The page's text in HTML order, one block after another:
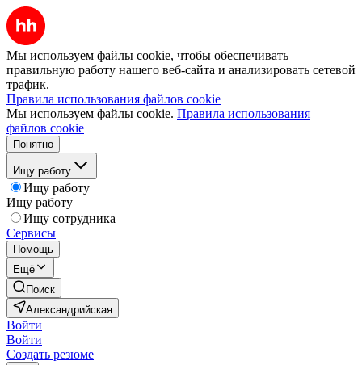
Мы используем файлы cookie, чтобы обеспечивать
правильную работу нашего веб-сайта и анализировать сетевой
трафик.
Правила использования файлов cookie
Мы используем файлы cookie. Правила использования
файлов cookie
Понятно
Ищу работу
Ищу работу
Ищу работу
Ищу сотрудника
Сервисы
Помощь
Ещё
Поиск
Александрийская
Войти
Войти
Создать резюме